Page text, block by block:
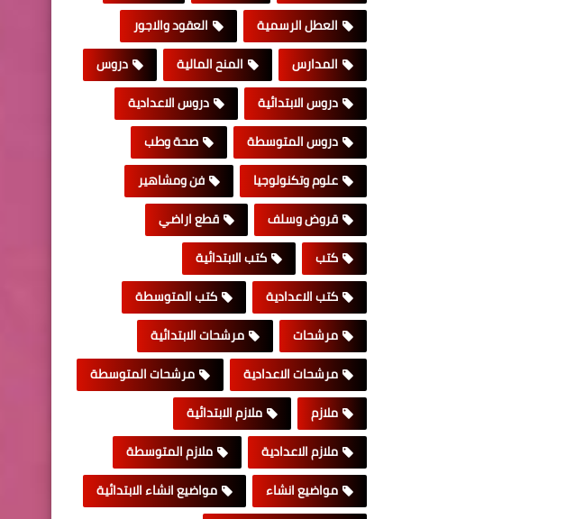
العطل الرسمية
العقود والاجور
المدارس
المنح المالية
دروس
دروس الابتدائية
دروس الاعدادية
دروس المتوسطة
صحة وطب
علوم وتكنولوجيا
فن ومشاهير
قروض وسلف
قطع اراضي
كتب
كتب الابتدائية
كتب الاعدادية
كتب المتوسطة
مرشحات
مرشحات الابتدائية
مرشحات الاعدادية
مرشحات المتوسطة
ملازم
ملازم الابتدائية
ملازم الاعدادية
ملازم المتوسطة
مواضيع انشاء
مواضيع انشاء الابتدائية